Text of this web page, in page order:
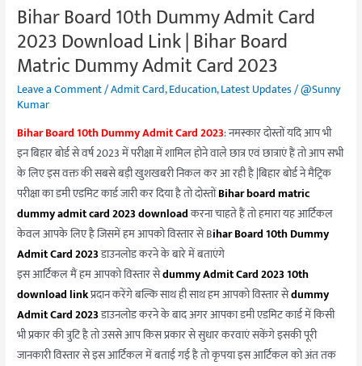
Bihar Board 10th Dummy Admit Card
2023 Download Link | Bihar Board
Matric Dummy Admit Card 2023
Leave a Comment/Admit Card,Education,Latest Updates/@Sunny
Kumar
Bihar Board 10th Dummy Admit Card 2023: नमस्कार दोस्तों यदि आप भी
इन बिहार बोर्ड से वर्ष 2023 में परीक्षा में शामिल होने वाले छात्र एवं छात्राएं हैं तो आप सभी
के लिए इस वक्त की सबसे बड़ी खुशखबरी निकल कर आ रही है |बिहार बोर्ड ने मैट्रिक
परीक्षा का डमी एडमिट कार्ड जारी कर दिया है तो दोस्तोंBihar board matric
dummy admit card 2023 downloadकरना चाहते हैं तो हमारा यह आर्टिकल
केवल आपके लिए है जिसमें हम आपको विस्तार से Bihar Board 10th Dummy
Admit Card 2023डाउनलोड करने के बारे में बताएंगे
इस आर्टिकल मैं हम आपको विस्तार सेdummy Admit Card 2023 10th
download linkप्रदान करेंगे बल्कि साथ ही साथ हम आपको विस्तार सेdummy
Admit Card 2023डाउनलोड करने के बाद अगर आपका डमी एडमिट कार्ड में किसी
भी प्रकार की त्रुटि है तो उससे आप किस प्रकार से सुधार करवाएं सकेंगे इसकी पूरी
जानकारी विस्तार से इस आर्टिकल में बताई गई है तो कृपया इस आर्टिकल को अंत तक
Bihar
Board
Matric
Dummy
Admit
2023